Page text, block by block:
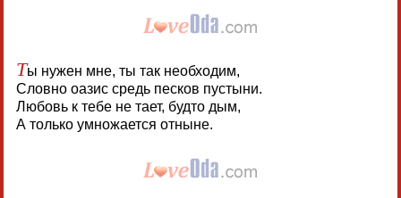
Ты нужен мне, ты так необходим,
Словно оазис средь песков пустыни.
Любовь к тебе не тает, будто дым,
А только умножается отныне.